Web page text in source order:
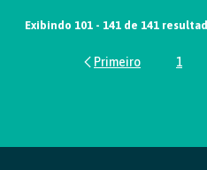
Exibindo 101 - 141 de 141
1